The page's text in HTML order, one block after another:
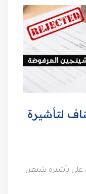
لتأشيرة
على تأشيرة شنغن